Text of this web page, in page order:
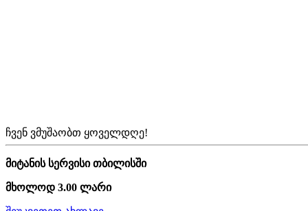
ჩვენ ვმუშაობთ ყოველდღე!
მიტანის სერვისი თბილისში
მხოლოდ 3.00 ლარი